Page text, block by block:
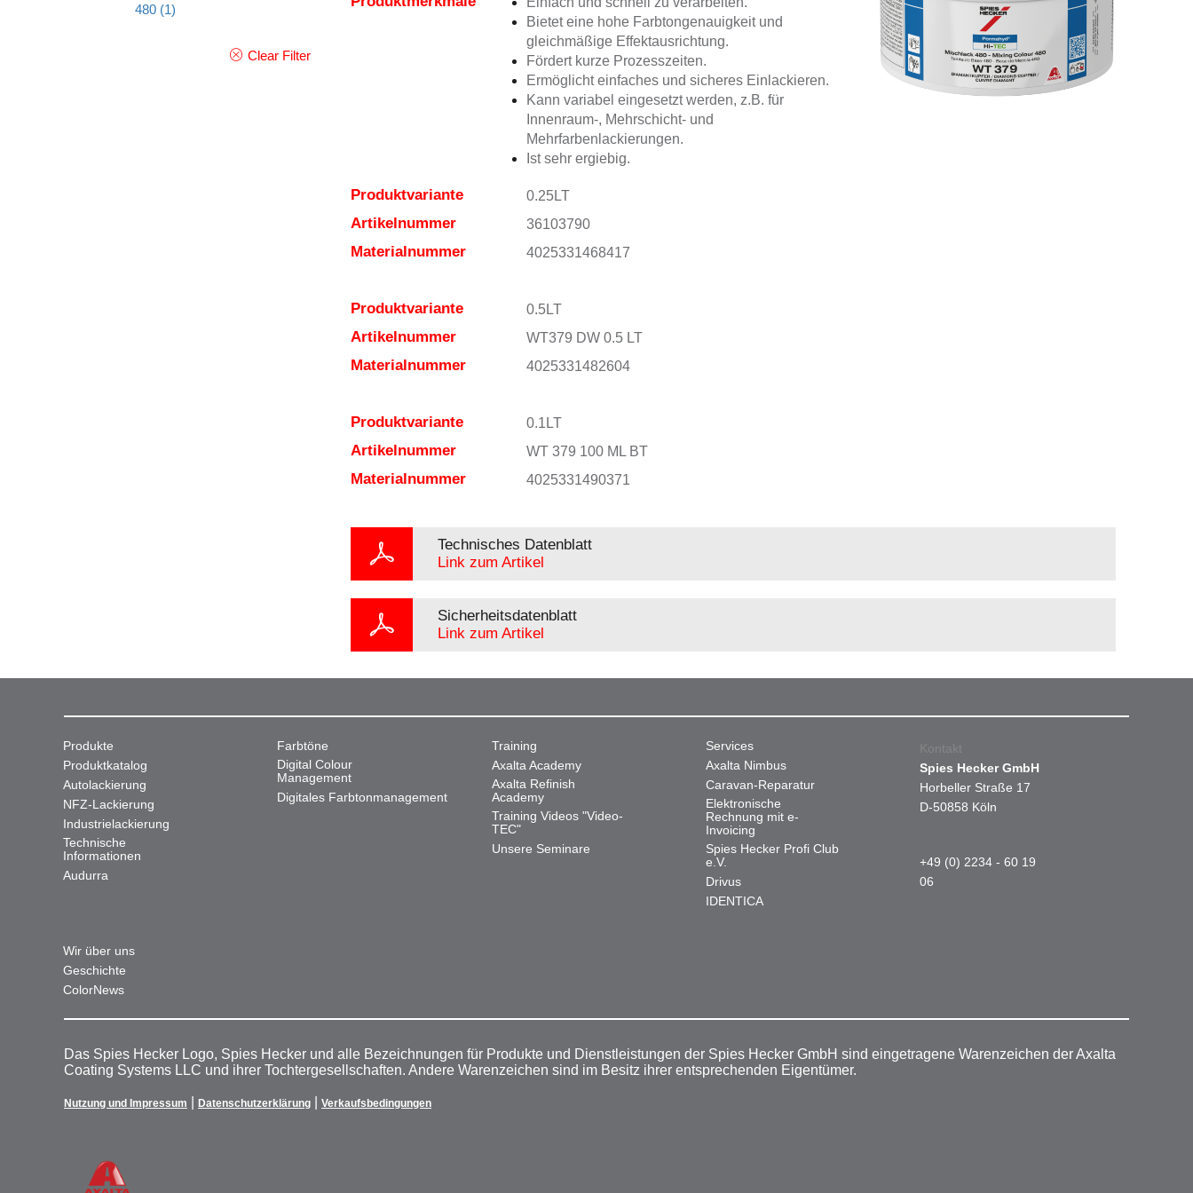
480 (1)
Clear Filter
Bietet eine hohe Farbtongenauigkeit und
gleichmäßige Effektausrichtung.
Fördert kurze Prozesszeiten.
Ermöglicht einfaches und sicheres Einlackieren.
Kann variabel eingesetzt werden, z.B. für
Innenraum-, Mehrschicht- und
Mehrfarbenlackierungen.
Ist sehr ergiebig.
Produktvariante 0.25LT
Artikelnummer 36103790
Materialnummer 4025331468417
Produktvariante 0.5LT
Artikelnummer WT379 DW 0.5 LT
Materialnummer 4025331482604
Produktvariante 0.1LT
Artikelnummer WT 379 100 ML BT
Materialnummer 4025331490371
Technisches Datenblatt
Link zum Artikel
Sicherheitsdatenblatt
Link zum Artikel
Produkte
Produktkatalog
Autolackierung
NFZ-Lackierung
Industrielackierung
Technische
Informationen
Audurra
Farbtöne
Digital Colour
Management
Digitales Farbtonmanagement
Training
Axalta Academy
Axalta Refinish
Academy
Training Videos "Video-
TEC"
Unsere Seminare
Services
Axalta Nimbus
Caravan-Reparatur
Elektronische
Rechnung mit e-
Invoicing
Spies Hecker Profi Club
e.V.
Drivus
IDENTICA
Wir über uns
Geschichte
ColorNews
Kontakt
Spies Hecker GmbH
Horbeller Straße 17
D-50858 Köln
+49 (0) 2234 - 60 19
06
Das Spies Hecker Logo, Spies Hecker und alle Bezeichnungen für Produkte und Dienstleistungen der Spies Hecker GmbH sind eingetragene Warenzeichen der Axalta
Coating Systems LLC und ihrer Tochtergesellschaften. Andere Warenzeichen sind im Besitz ihrer entsprechenden Eigentümer.
Nutzung und Impressum Datenschutzerklärung Verkaufsbedingungen